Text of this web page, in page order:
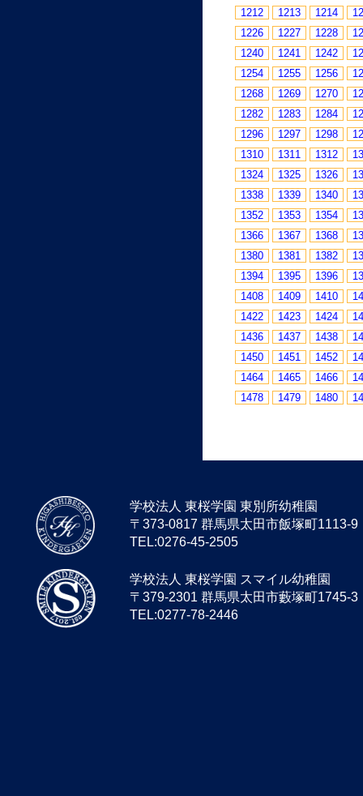
1212
1213 1214
1226
1227 1228
1240
1241 1242
1254
1255 1256
1268
1269 1270
1282
1283 1284
1296
1297 1298
1310
1311 1312
1324
1325 1326
1338
1339 1340
1352
1353 1354
1366
1367 1368
1380
1381 1382
1394
1395 1396
1408
1409 1410
1422
1423 1424
1436
1437 1438
1450
1451 1452
1464
1465 1466
1478
1479 1480
学校法人 東桜学園 東別所幼稚園
〒373-0817 群馬県太田市飯塚町1113-9
TEL:0276-45-2505
学校法人 東桜学園 スマイル幼稚園
〒379-2301 群馬県太田市藪塚町1745-3
TEL:0277-78-2446